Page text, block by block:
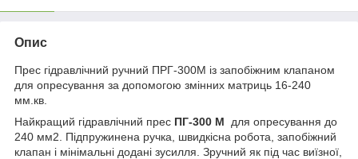
Опис
Прес гідравлічний ручний ПРГ-300М із запобіжним клапаном
для опресування за допомогою змінних матриць 16-240
мм.кв.
Найкращий гідравлічний прес ПГ-300 М
для опресування до
240 мм2. Підпружинена ручка, швидкісна робота, запобіжний
клапан і мінімальні додані зусилля. Зручний як під час виїзної,